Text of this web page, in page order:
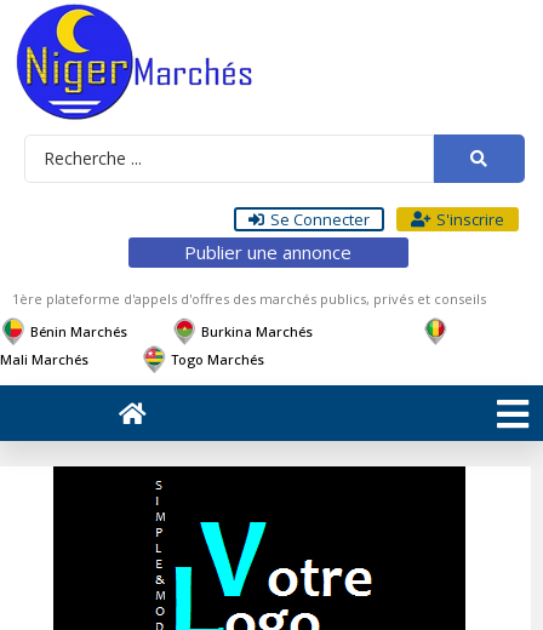
Se Connecter S'inscrire
Publier une annonce
1ère plateforme d'appels d'offres des marchés publics, privés et conseils
Bénin Marchés
Burkina Marchés
Mali Marchés
Togo Marchés